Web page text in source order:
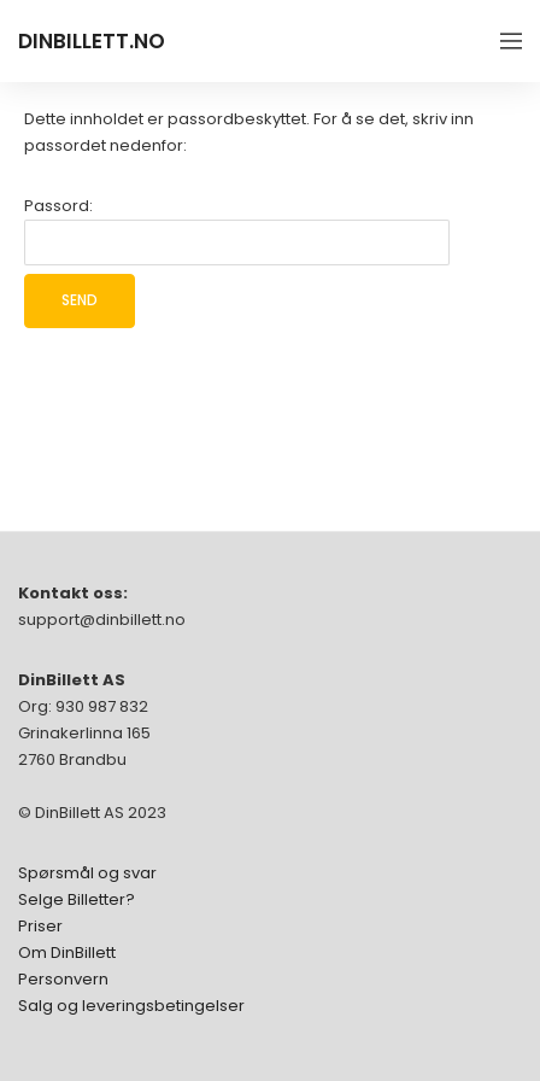
DINBILLETT.NO
Dette innholdet er passordbeskyttet. For å se det, skriv inn
passordet nedenfor:
Passord:
Kontakt oss:
support@dinbillett.no
DinBillett AS
Org: 930 987 832
Grinakerlinna 165
2760 Brandbu
© DinBillett AS 2023
Spørsmål og svar
Selge Billetter?
Priser
Om DinBillett
Personvern
Salg og leveringsbetingelser